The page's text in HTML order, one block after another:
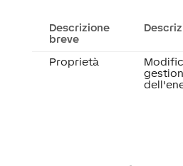
Descrizione
breve
Proprietà